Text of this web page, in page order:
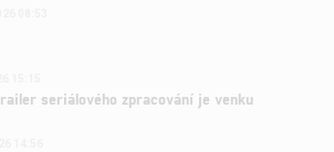
seriálového zpracování je venku